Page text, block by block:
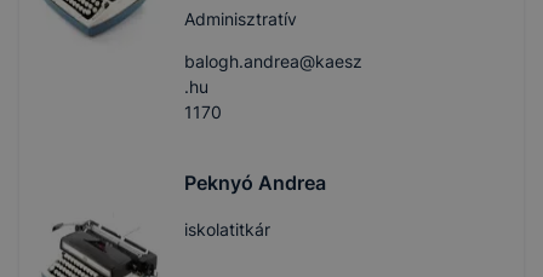
Adminisztratív
balogh.andrea@kaesz
.hu
1170
Peknyó Andrea
iskolatitkár